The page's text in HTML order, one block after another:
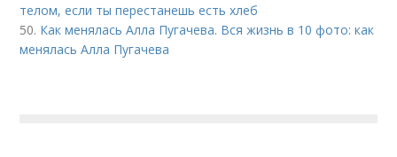
телом, если ты перестанешь есть хлеб
50. Как менялась Алла Пугачева. Вся жизнь в 10 фото: как
менялась Алла Пугачева